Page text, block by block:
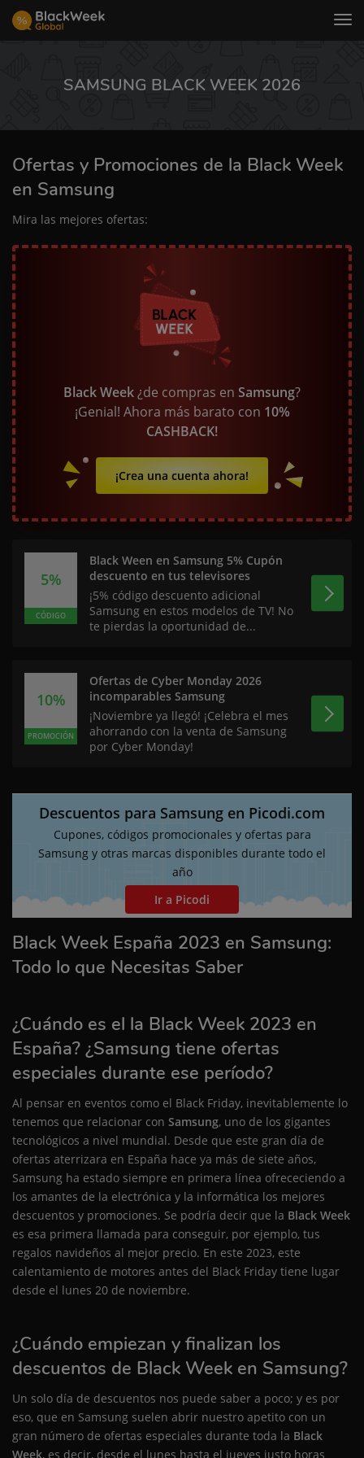
SAMSUNG BLACK WEEK 2026
Ofertas y Promociones de la Black Week
en Samsung
Mira las mejores ofertas:
Black Week¿de compras en Samsung?
¡Genial! Ahora más barato con 10%
CASHBACK!
¡Crea una cuenta ahora!
5%
CÓDIGO
Black Ween en Samsung 5% Cupón
descuento en tus televisores
¡5% código descuento adicional
Samsung en estos modelos de TV! No
te pierdas la oportunidad de...
10%
PROMOCIÓN
Ofertas de Cyber Monday 2026
incomparables Samsung
¡Noviembre ya llegó! ¡Celebra el mes
ahorrando con la venta de Samsung
por Cyber Monday!
Descuentos para Samsung en Picodi.com
Cupones, códigos promocionales y ofertas para
Samsung y otras marcas disponibles durante todo el
año
Ir a Picodi
Black Week España 2023 en Samsung:
Todo lo que Necesitas Saber
¿Cuándo es el la Black Week 2023 en
España? ¿Samsung tiene ofertas
especiales durante ese período?
Al pensar en eventos como el Black Friday, inevitablemente lo
tenemos que relacionar con Samsung, uno de los gigantes
tecnológicos a nivel mundial. Desde que este gran día de
ofertas aterrizara en España hace ya más de siete años,
Samsung ha estado siempre en primera línea ofrececiendo a
los amantes de la electrónica y la informática los mejores
descuentos y promociones. Se podría decir que la Black Week
es esa primera llamada para conseguir, por ejemplo, tus
regalos navideños al mejor precio. En este 2023, este
calentamiento de motores antes del Black Friday tiene lugar
desde el lunes 20 de noviembre.
¿Cuándo empiezan y finalizan los
descuentos de Black Week en Samsung?
Un solo día de descuentos nos puede saber a poco; y es por
eso, que en Samsung suelen abrir nuestro apetito con un
gran número de ofertas especiales durante toda la Black
Week, es decir, desde el lunes hasta el jueves justo horas